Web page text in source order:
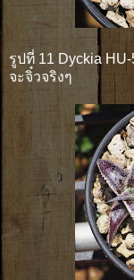
รูปที่ 11 Dyckia
จะจิ๋วจริงๆ